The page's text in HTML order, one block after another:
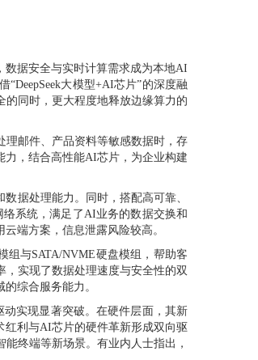
数据安全与实时计算需求成为本地AI
大模型+AI芯片”的深度融
同时，更大程度地释放边缘算力的
邮件、产品资料等敏感数据时，存
力，结合高性能AI芯片，为企业构建
据处理能力。同时，搭配高可靠、
系统，满足了AI业务的数据交换和
端方案，信息泄露风险较高。
组与SATA/NVME硬盘模组，帮助客
实现了数据处理速度与安全性的双
综合服务能力。
实现显著突破。在硬件层面，其新
红利与AI芯片的硬件革新形成双向驱
终端等新场景。有业内人士指出，